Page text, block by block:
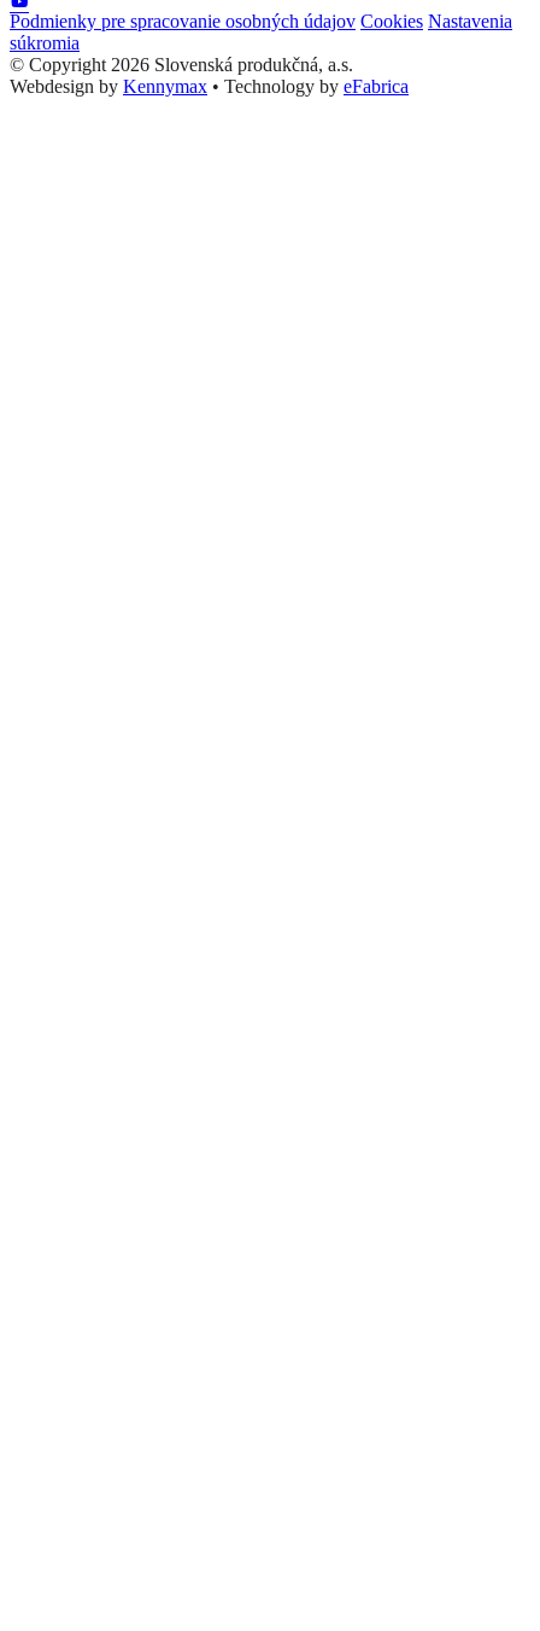
Podmienky pre spracovanie osobných údajov Cookies Nastavenia
súkromia
© Copyright 2026 Slovenská produkčná, a.s.
Webdesign by Kennymax • Technology by eFabrica